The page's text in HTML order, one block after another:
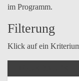
im Programm.
Filterung
Klick auf ein